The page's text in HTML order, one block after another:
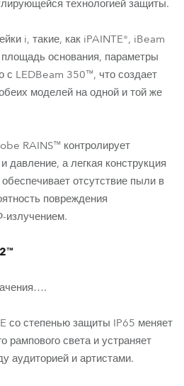
технологией защиты.
i, такие, как iPAINTE®, iBeam
основания, параметры
с LEDBeam 350™, что создает
моделей на одной и той же
RAINS™ контролирует
давление, а легкая конструкция
отсутствие пыли в
повреждения
излучением.
со степенью защиты IP65 меняет
рампового света и устраняет
аудиторией и артистами.